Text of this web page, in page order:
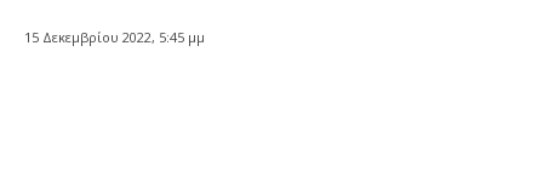
15 Δεκεμβρίου 2022, 5:45 μμ